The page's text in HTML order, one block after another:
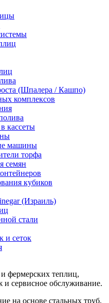
(Шпалера / Кашпо)
комплексов
кассеты
машины
торфа
семян
кубиков
(Израиль)
стали
и сеток
фермерских теплиц,
и сервисное обслуживание.
на основе стальных труб,